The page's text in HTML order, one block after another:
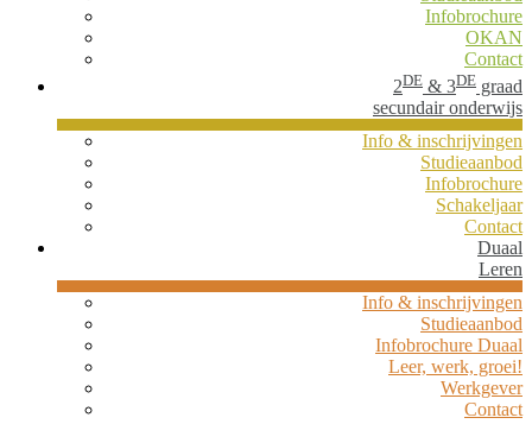
Infobrochure
OKAN
Contact
2DE & 3DE graad
secundair onderwijs
Info & inschrijvingen
Studieaanbod
Infobrochure
Schakeljaar
Contact
Duaal
Leren
Info & inschrijvingen
Studieaanbod
Infobrochure Duaal
Leer, werk, groei!
Werkgever
Contact